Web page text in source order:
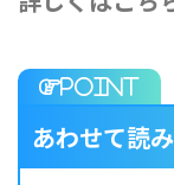
あわせて読